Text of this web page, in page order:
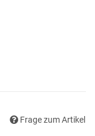
Frage zum Artikel